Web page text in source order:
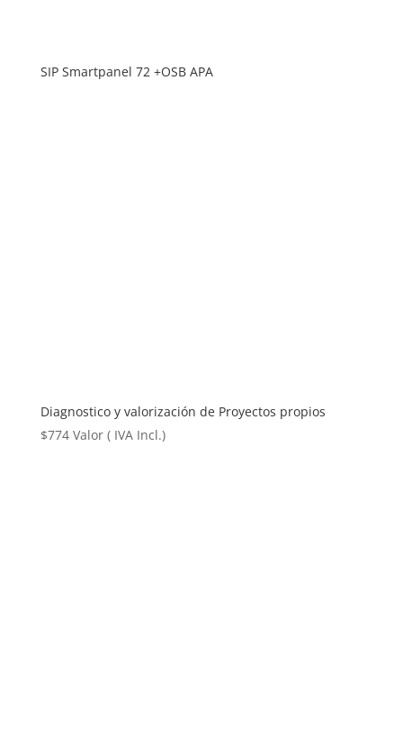
SIP Smartpanel 72 +OSB APA
Diagnostico y valorización de Proyectos propios
$774 Valor ( IVA Incl.)